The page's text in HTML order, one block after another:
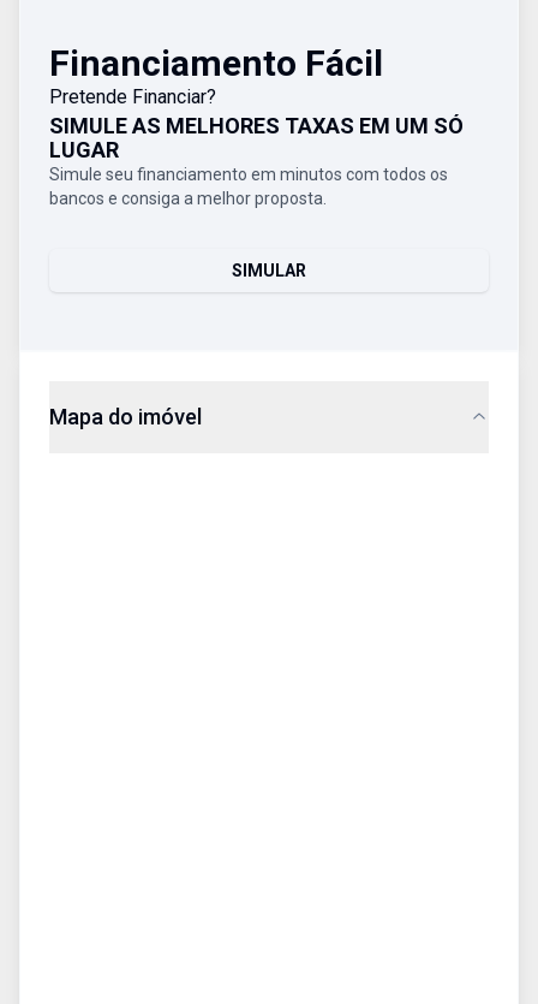
Financiamento Fácil
Pretende Financiar?
SIMULE AS MELHORES TAXAS EM UM SÓ
LUGAR
Simule seu financiamento em minutos com todos os
bancos e consiga a melhor proposta.
SIMULAR
Mapa do imóvel